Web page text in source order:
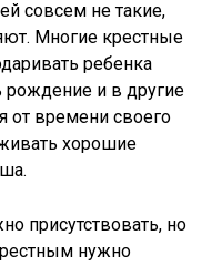
совсем не такие,
Многие крестные
ребенка
рождение и в другие
от времени своего
хорошие
присутствовать, но
нужно